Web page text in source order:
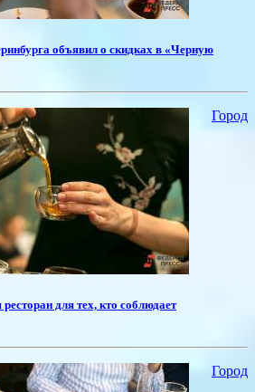
объявил о скидках в «Черную
Город
для тех, кто соблюдает
Город